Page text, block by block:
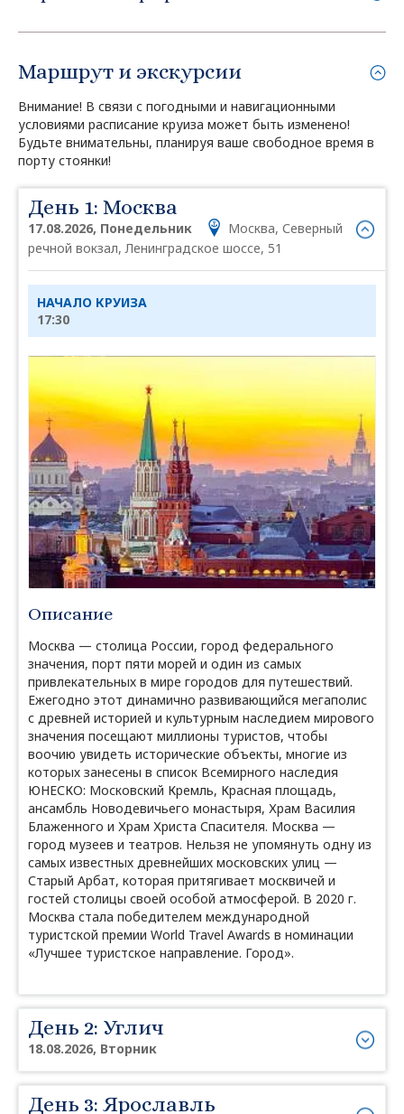
Маршрут и экскурсии
Внимание! В связи с погодными и навигационными
условиями расписание круиза может быть изменено!
Будьте внимательны, планируя ваше свободное время в
порту стоянки!
День 1: Москва
17.08.2026, Понедельник
Москва, Северный
речной вокзал, Ленинградское шоссе, 51
НАЧАЛО КРУИЗА
17:30
Описание
Москва — столица России, город федерального
значения, порт пяти морей и один из самых
привлекательных в мире городов для путешествий.
Ежегодно этот динамично развивающийся мегаполис
с древней историей и культурным наследием мирового
значения посещают миллионы туристов, чтобы
воочию увидеть исторические объекты, многие из
которых занесены в список Всемирного наследия
ЮНЕСКО: Московский Кремль, Красная площадь,
ансамбль Новодевичьего монастыря, Храм Василия
Блаженного и Храм Христа Спасителя. Москва —
город музеев и театров. Нельзя не упомянуть одну из
самых известных древнейших московских улиц —
Старый Арбат, которая притягивает москвичей и
гостей столицы своей особой атмосферой. В 2020 г.
Москва стала победителем международной
туристской премии World Travel Awards в номинации
«Лучшее туристское направление. Город».
День 2: Углич
18.08.2026, Вторник
День 3: Ярославль